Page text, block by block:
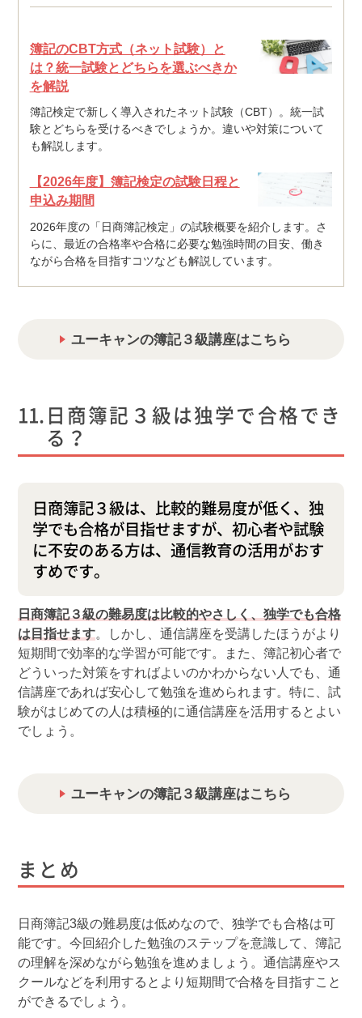
簿記のCBT方式（ネット試験）と
は？統一試験とどちらを選ぶべきか
を解説
簿記検定で新しく導入されたネット試験（CBT）。統一試
験とどちらを受けるべきでしょうか。違いや対策について
も解説します。
【2026年度】簿記検定の試験日程と
申込み期間
2026年度の「日商簿記検定」の試験概要を紹介します。さ
らに、最近の合格率や合格に必要な勉強時間の目安、働き
ながら合格を目指すコツなども解説しています。
ユーキャンの簿記３級講座はこちら
日商簿記３級は独学で合格でき
る？
日商簿記３級は、比較的難易度が低く、独
学でも合格が目指せますが、初心者や試験
に不安のある方は、通信教育の活用がおす
すめです。
日商簿記３級の難易度は比較的やさしく、独学でも合格
は目指せます。しかし、通信講座を受講したほうがより
短期間で効率的な学習が可能です。また、簿記初心者で
どういった対策をすればよいのかわからない人でも、通
信講座であれば安心して勉強を進められます。特に、試
験がはじめての人は積極的に通信講座を活用するとよい
でしょう。
ユーキャンの簿記３級講座はこちら
まとめ
日商簿記3級の難易度は低めなので、独学でも合格は可
能です。今回紹介した勉強のステップを意識して、簿記
の理解を深めながら勉強を進めましょう。通信講座やス
クールなどを利用するとより短期間で合格を目指すこと
ができるでしょう。